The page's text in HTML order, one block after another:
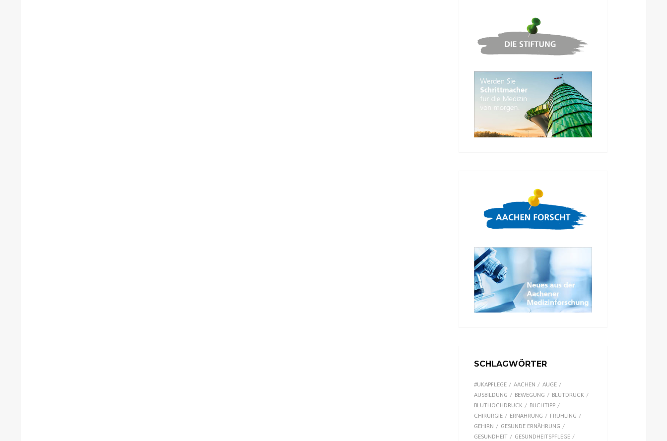
SCHLAGWÖRTER
#UKAPFLEGE AACHEN
AUGE
AUSBILDUNG
BEWEGUNG
BLUTDRUCK
BLUTHOCHDRUCK
BUCHTIPP
CHIRURGIE
ERNÄHRUNG
FRÜHLING
GEHIRN
GESUNDE ERNÄHRUNG
GESUNDHEIT
GESUNDHEITSPFLEGE